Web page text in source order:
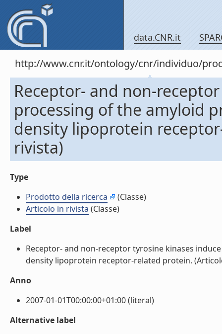
data.CNR.it
http://www.cnr.it/ontology/cnr/individuo/
Receptor- and non-
processing of the amyloid
density lipoprotein
rivista)
Type
Prodotto della ricerca
(Classe)
Articolo in rivista (Classe)
Label
Receptor- and non-receptor tyrosine kinases
density lipoprotein receptor-related protein.
Anno
2007-01-01T00:00:00+01:00 (literal)
Alternative label